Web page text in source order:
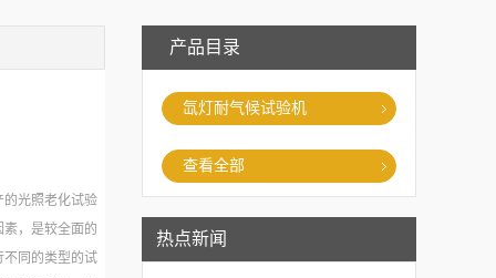
产品目录
氙灯耐气候试验机
查看全部
热点新闻
的光照老化试验
，是较全面的
不同的类型的试